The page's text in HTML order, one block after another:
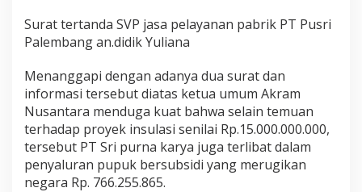
Surat tertanda SVP jasa pelayanan pabrik PT Pusri
Palembang an.didik Yuliana
Menanggapi dengan adanya dua surat dan
informasi tersebut diatas ketua umum Akram
Nusantara menduga kuat bahwa selain temuan
terhadap proyek insulasi senilai Rp.15.000.000.000,
tersebut PT Sri purna karya juga terlibat dalam
penyaluran pupuk bersubsidi yang merugikan
negara Rp. 766.255.865.